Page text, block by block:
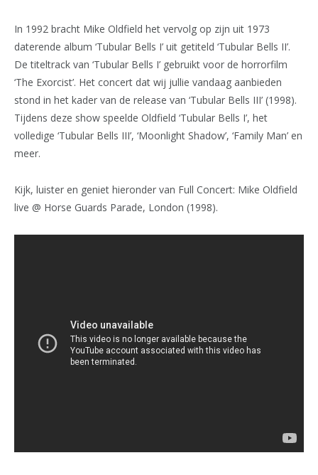
In 1992 bracht Mike Oldfield het vervolg op zijn uit 1973
daterende album ‘Tubular Bells I’ uit getiteld ‘Tubular Bells II’.
De titeltrack van ‘Tubular Bells I’ gebruikt voor de horrorfilm
‘The Exorcist’. Het concert dat wij jullie vandaag aanbieden
stond in het kader van de release van ‘Tubular Bells III’ (1998).
Tijdens deze show speelde Oldfield ‘Tubular Bells I’, het
volledige ‘Tubular Bells III’, ‘Moonlight Shadow’, ‘Family Man’ en
meer.
Kijk, luister en geniet hieronder van Full Concert: Mike Oldfield
live @ Horse Guards Parade, London (1998).